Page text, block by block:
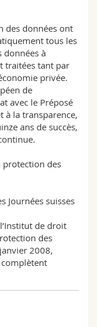
des données ont
tous les
données à
traitées tant par
privée.
de
avec le Préposé
à la transparence,
ans de succès,
protection des
Journées suisses
de droit
des
2008,
complètent